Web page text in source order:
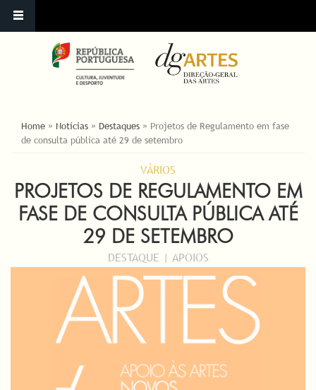
ESTÁ AQUI
Home » Notícias » Destaques » Projetos de Regulamento em fase
de consulta pública até 29 de setembro
VÁRIOS
PROJETOS DE REGULAMENTO EM
FASE DE CONSULTA PÚBLICA ATÉ
29 DE SETEMBRO
DESTAQUE | APOIOS